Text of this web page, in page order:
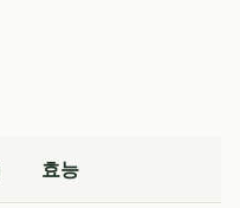
효능